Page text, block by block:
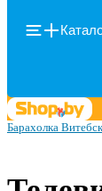
Барахолка Витебск